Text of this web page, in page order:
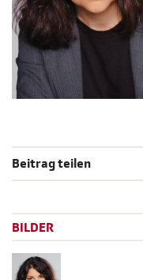
Beitrag teilen
BILDER